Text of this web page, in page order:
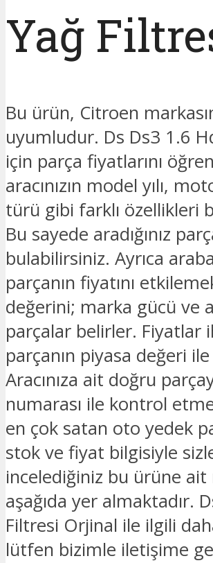
Yağ
Bu ürün, Citroen
uyumludur. Ds Ds3 1.6
için parça fiyatlarını
aracınızın model yılı,
türü gibi farklı özellikleri
Bu sayede aradığınız
bulabilirsiniz. Ayrıca
parçanın fiyatını
değerini; marka gücü ve
parçalar belirler. Fiyatlar
parçanın piyasa değeri
Aracınıza ait doğru
numarası ile kontrol
en çok satan oto yedek
stok ve fiyat bilgisiyle
incelediğiniz bu ürüne
aşağıda yer almaktadır.
Filtresi Orjinal ile ilgili
lütfen bizimle iletişime